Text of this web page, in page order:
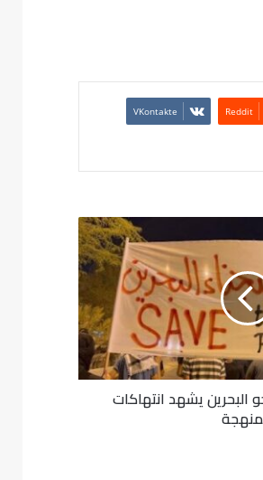
يشهد انتهاكات